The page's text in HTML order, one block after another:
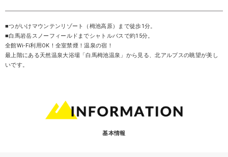
■つがいけマウンテンリゾート（栂池高原）まで徒歩1分。
■白馬岩岳スノーフィールドまでシャトルバスで約15分。
全館Wi-Fi利用OK！全室禁煙！温泉の宿！
最上階にある天然温泉大浴場「白馬栂池温泉」から見る、北アルプスの眺望が美し
いです。
基本情報